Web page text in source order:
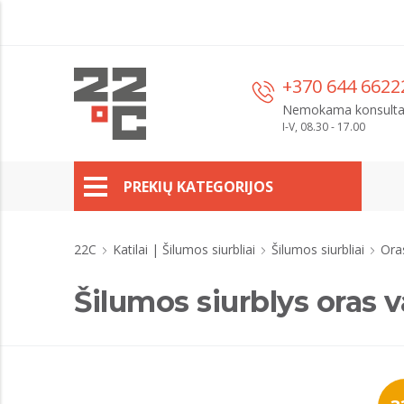
+370 644
Nemokama
I-V, 08.30 - 17.00
PREKIŲ KATEGORIJOS
22C Katilai | Šilumos siurbliai Šilumos siurbliai
Šilumos siurblys oras